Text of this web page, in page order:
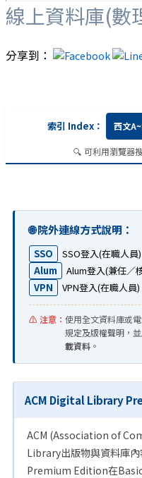
線上資料庫(數
分享到：
索引 Index： 西文
🔍 可利用瀏覽器
🌐院外連線方式說明 ：
SSO
SSO登入(在職人員)
Alum
Alum登入(兼任／
VPN
VPN登入(在職人員)
⚠️ 注意： 使用全文資料庫或
規定及版權聲明，並
載資料 。
ACM Digital Library
ACM (Association of
Library出版物與資料庫
Premium Edition在